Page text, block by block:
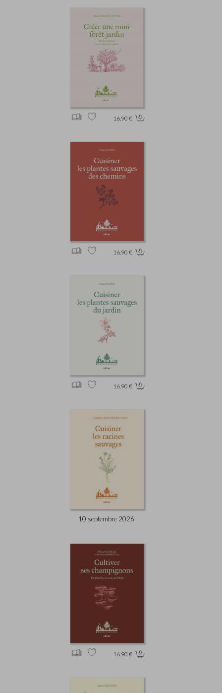
16.90 €
16.90 €
16.90 €
10 septembre 2026
16.90 €